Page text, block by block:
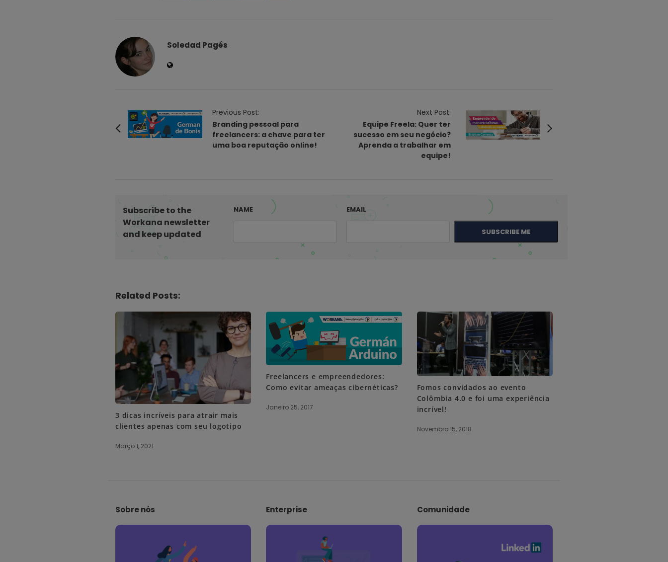
Soledad Pagés
Previous Post:
Branding pessoal para
freelancers: a chave para ter
uma boa reputação online!
Next Post:
Equipe Freela: Quer ter
sucesso em seu negócio?
Aprenda a trabalhar em
equipe!
Subscribe to the
Workana newsletter
and keep updated
NAME EMAIL
SUBSCRIBE ME
Related Posts:
3 dicas incríveis para atrair mais
clientes apenas com seu logotipo
Março 1, 2021
Freelancers e empreendedores:
Como evitar ameaças cibernéticas?
Janeiro 25, 2017
Fomos convidados ao evento
Colômbia 4.0 e foi uma experiência
incrível!
Novembro 15, 2018
Sobre nós Enterprise Comunidade